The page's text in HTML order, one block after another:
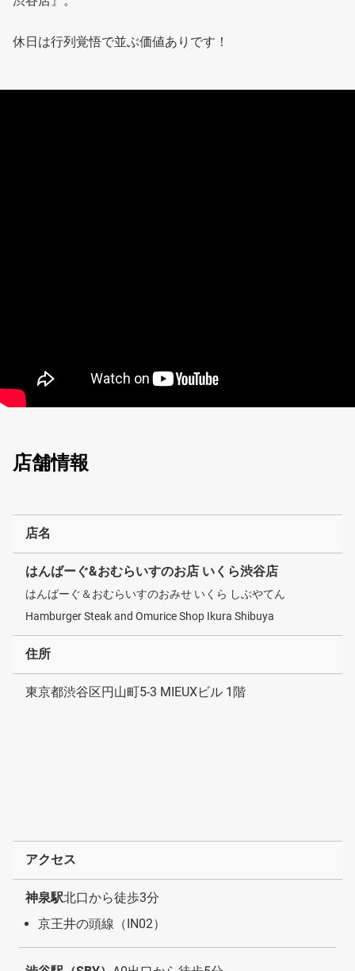
休日は行列覚悟で並ぶ価値ありです！
店舗情報
店名
はんばーぐ&おむらいすのお店 いくら渋谷店
はんばーぐ＆おむらいすのおみせ いくら しぶやてん
Hamburger Steak and Omurice Shop Ikura Shibuya
住所
東京都渋谷区円山町5-3 MIEUXビル 1階
アクセス
神泉駅北口から徒歩3分
京王井の頭線（IN02）